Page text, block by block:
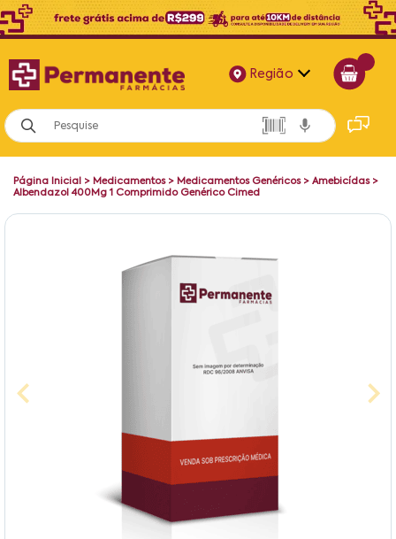
Região
Alagoas
Bahia
Página Inicial > Medicamentos> Medicamentos Genéricos> Amebicídas>
Albendazol 400Mg 1 Comprimido Genérico Cimed